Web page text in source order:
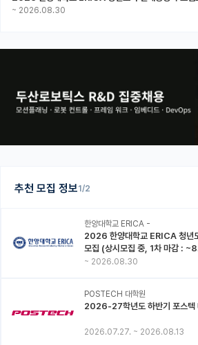
추천 모집 정보1/2
한양대학교 ERICA -
2026 한양대학교 ERICA 청년
모집 (상시모집 중, 1차 마감 :
~ 2026.08.30
POSTECH 대학원
2026-27학년도 하반기 포스텍
2026.07.27. ~ 2026.08.13
~ 2026.08.30